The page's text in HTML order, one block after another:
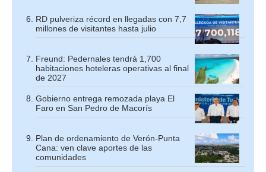
RD pulveriza récord en llegadas con 7,7
millones de visitantes hasta julio
Freund: Pedernales tendrá 1,700
habitaciones hoteleras operativas al final
de 2027
Gobierno entrega remozada playa El
Faro en San Pedro de Macorís
Plan de ordenamiento de Verón-Punta
Cana: ven clave aportes de las
comunidades